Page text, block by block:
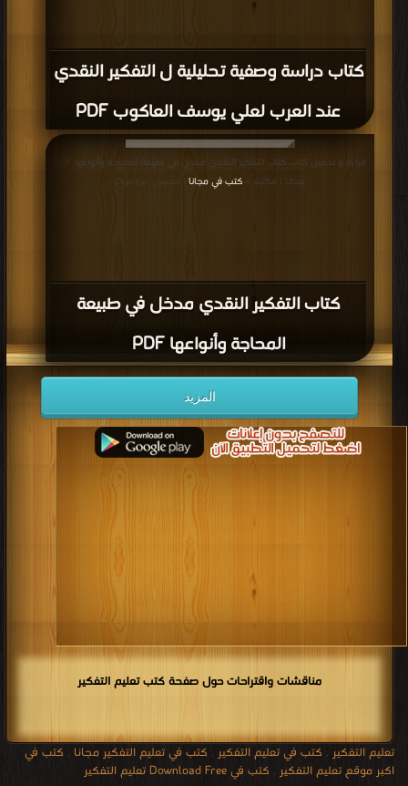
كتاب دراسة وصفية تحليلية ل التفكير النقدي
عند العرب لعلي يوسف العاكوب PDF
كتاب التفكير النقدي مدخل في طبيعة
المحاجة وأنواعها PDF
مجانا | مكتبة > كتب في مجانا | التحميل : مرة/مرات
المزيد
مناقشات واقتراحات حول صفحة كتب تعليم التفكير
تعليم التفكير , كتب في تعليم التفكير , كتب في تعليم التفكير مجانا , كتب في
اكبر موقع تعليم التفكير , كتب في Download Free تعليم التفكير